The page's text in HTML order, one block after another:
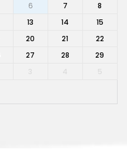
6 7
8
13 14
15
20 21
22
27 28
29